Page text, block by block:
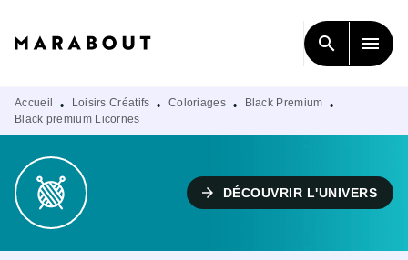
CONTENU
search menu
Accueil • Loisirs Créatifs • Coloriages • Black Premium
•
Black premium Licornes
arrow_forward DÉCOUVRIR L'UNIVERS